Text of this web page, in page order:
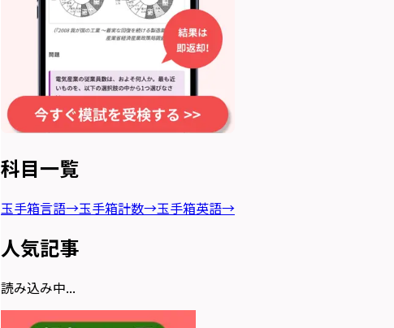
科目一覧
玉手箱言語→玉手箱計数→玉手箱英語→
人気記事
読み込み中...